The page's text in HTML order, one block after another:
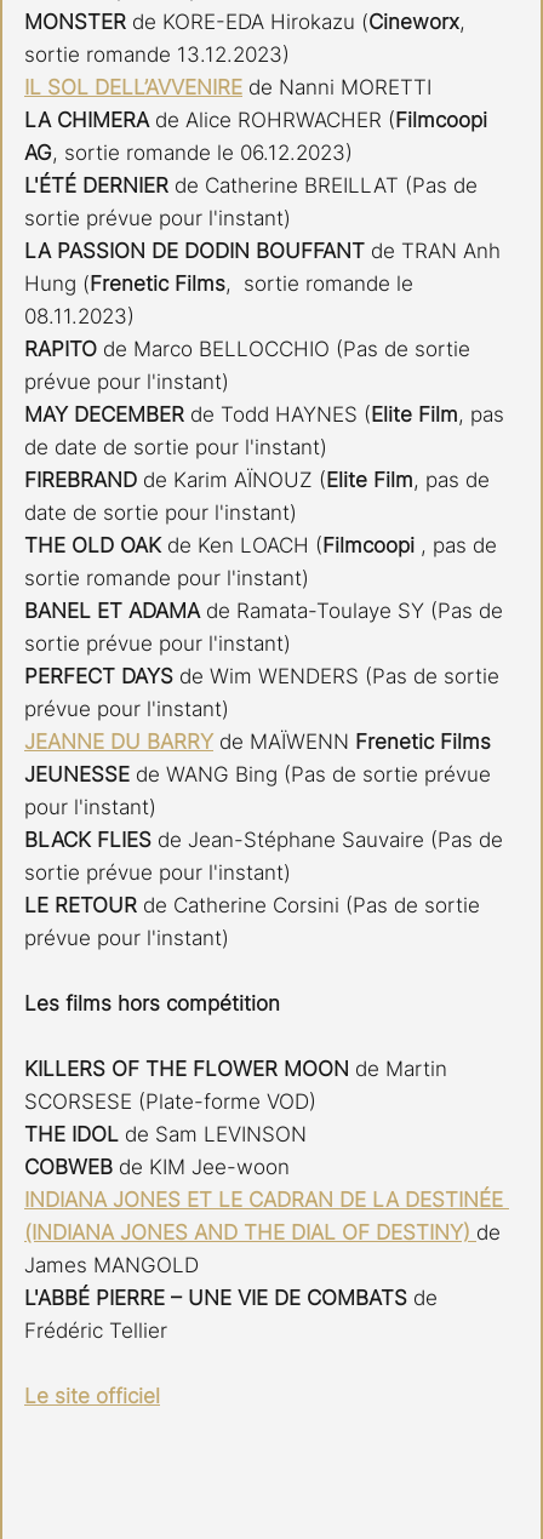
MONSTER de KORE-EDA Hirokazu (Cineworx,
sortie romande 13.12.2023)
IL SOL DELL’AVVENIRE de Nanni MORETTI
LA CHIMERA de Alice ROHRWACHER ( Filmcoopi
AG, sortie romande le 06.12.2023)
L'ÉTÉ DERNIER de Catherine BREILLAT (Pas de
sortie prévue pour l'instant)
LA PASSION DE DODIN BOUFFANT de TRAN Anh
Hung ( Frenetic Films,  sortie romande le
08.11.2023)
RAPITO de Marco BELLOCCHIO (Pas de sortie
prévue pour l'instant)
MAY DECEMBER de Todd HAYNES ( Elite Film, pas
de date de sortie pour l'instant)
FIREBRAND de Karim AÏNOUZ ( Elite Film, pas de
date de sortie pour l'instant)
THE OLD OAK de Ken LOACH ( Filmcoopi , pas de
sortie romande pour l'instant)
BANEL ET ADAMA de Ramata-Toulaye SY (Pas de
sortie prévue pour l'instant)
PERFECT DAYS de Wim WENDERS (Pas de sortie
prévue pour l'instant)
JEANNE DU BARRY de MAÏWENN Frenetic Films
JEUNESSE de WANG Bing (Pas de sortie prévue
pour l'instant)
BLACK FLIES de Jean-Stéphane Sauvaire (Pas de
sortie prévue pour l'instant)
LE RETOUR de Catherine Corsini (Pas de sortie
prévue pour l'instant)
Les films hors compétition
KILLERS OF THE FLOWER MOON de Martin
SCORSESE (Plate-forme VOD)
THE IDOL de Sam LEVINSON
COBWEB de KIM Jee-woon
INDIANA JONES ET LE CADRAN DE LA DESTINÉE
(INDIANA JONES AND THE DIAL OF DESTINY) de
James MANGOLD
L'ABBÉ PIERRE – UNE VIE DE COMBATS de
Frédéric Tellier
Le site officiel